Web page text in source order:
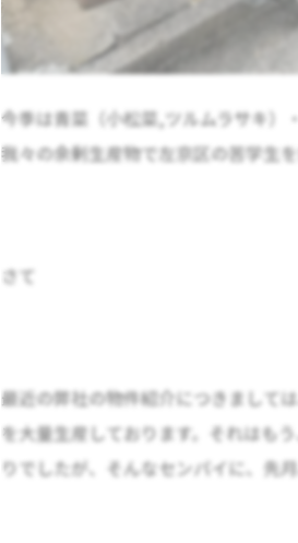
今季は青菜（小松菜,ツルムラサキ）
我々の余剰生産物で左京区の苦学生
さて
最近の弊社の物件紹介につきまして
を大量生産しております。それはも
りでしたが、そんなセンパイに、先